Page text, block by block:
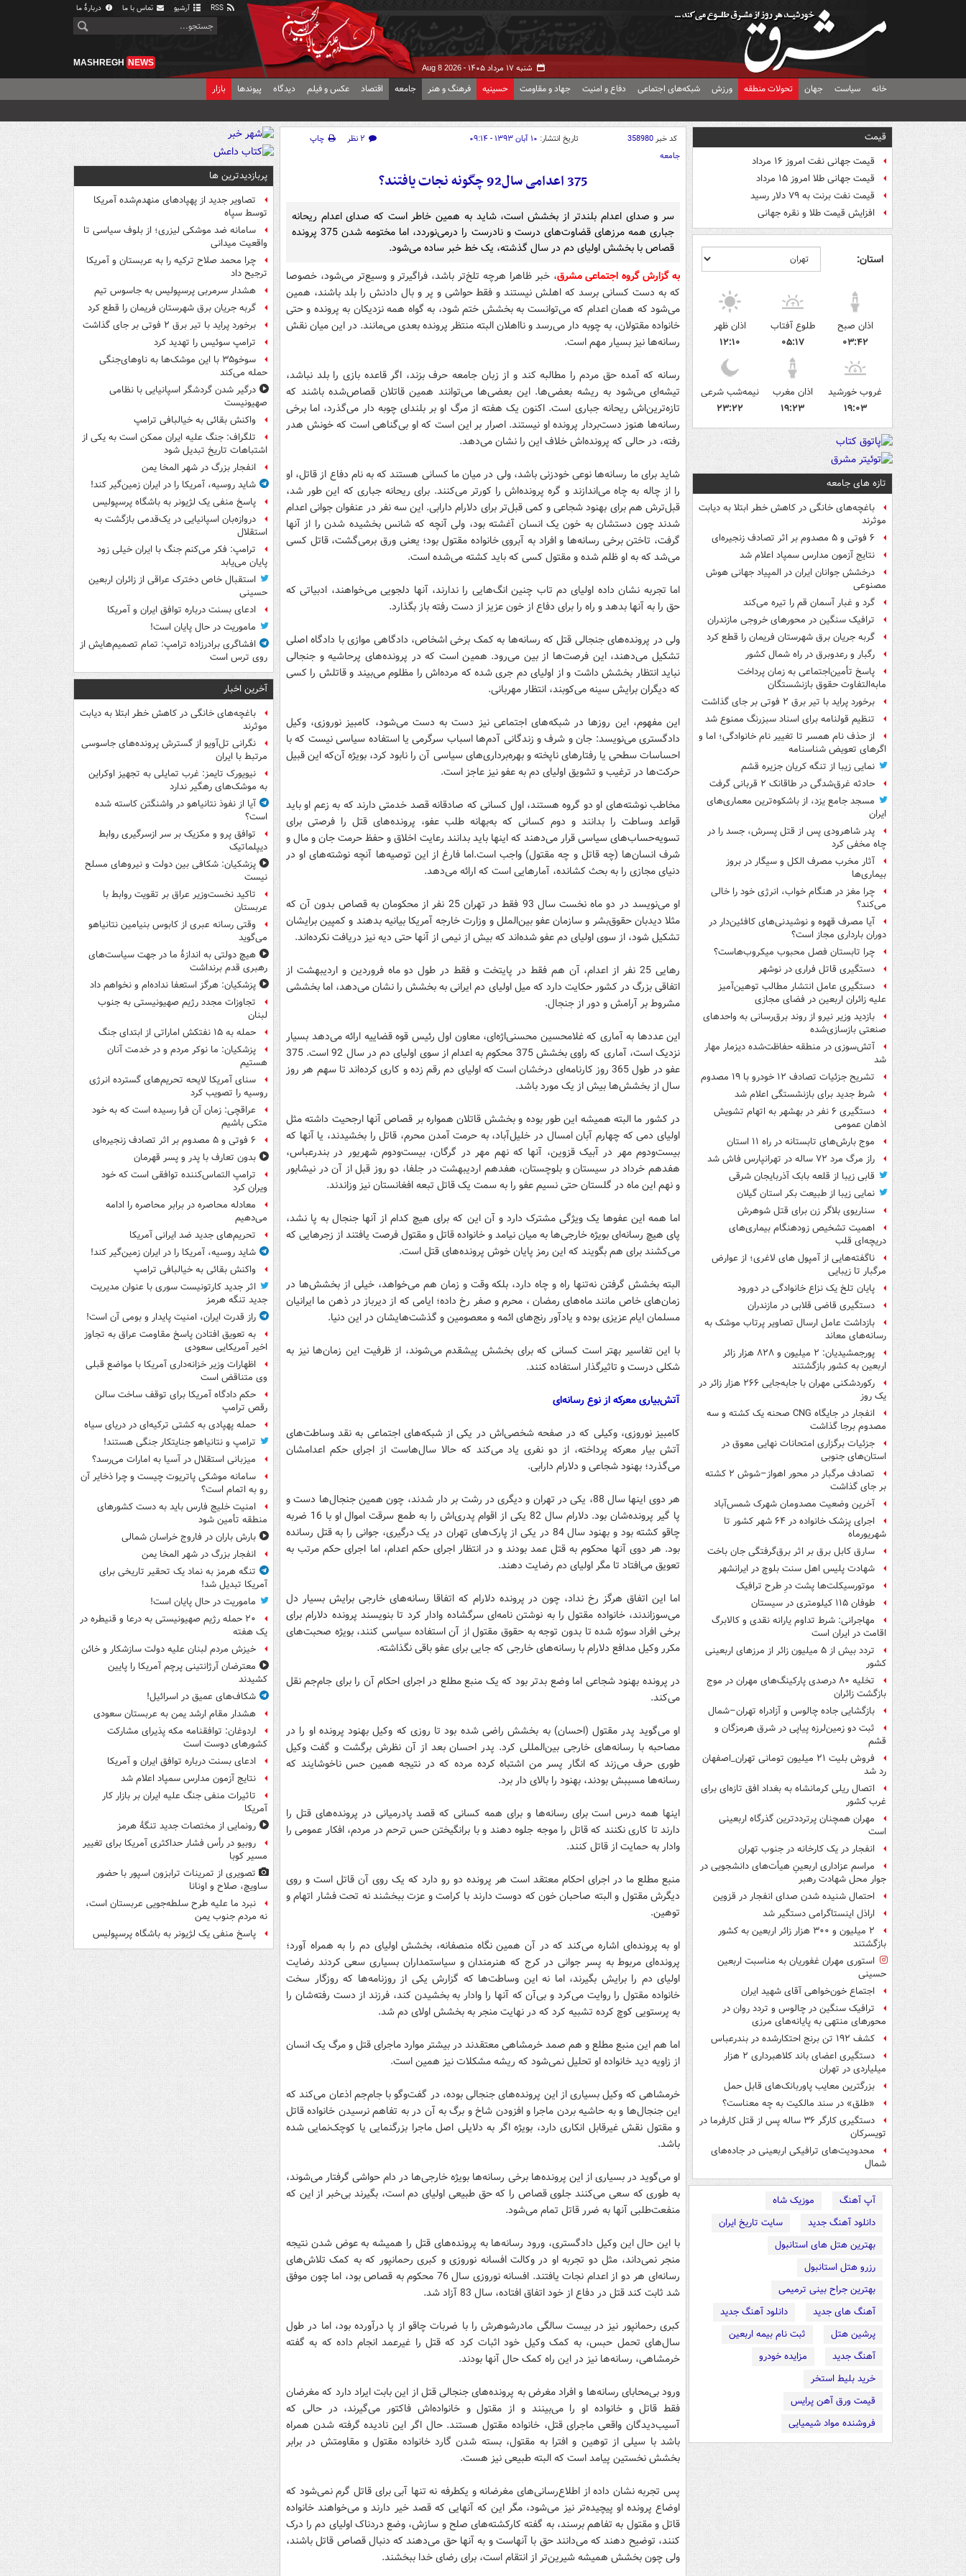
آرشیو تماس با ما دربارهٔ ما
شنبه ۱۷ مرداد ۱۴۰۵ - Aug 8 2026
MASHREGH NEWS
خانه سیاست جهان تحولات منطقه ورزش شبکه‌های اجتماعی دفاع و امنیت جهاد و مقاومت حسینیه فرهنگ و هنر جامعه اقتصاد عکس و فیلم دیدگاه پیوندها بازار
قیمت
قیمت جهانی نفت امروز ۱۶ مرداد
قیمت جهانی طلا امروز ۱۵ مرداد
قیمت نفت برنت به ۷۹ دلار رسید
افزایش قیمت طلا و نقره جهانی
استان:
اذان صبح
۰۳:۴۲
طلوع آفتاب
۰۵:۱۷
اذان ظهر
۱۲:۱۰
غروب خورشید
۱۹:۰۳
اذان مغرب
۱۹:۲۳
نیمه‌شب شرعی
۲۳:۲۲
تازه های جامعه
باغچه‌های خانگی در کاهش خطر ابتلا به دیابت
موثرند
۶ فوتی و ۵ مصدوم بر اثر تصادف زنجیره‌ای
نتایج آزمون مدارس سمپاد اعلام شد
درخشش جوانان ایران در المپیاد جهانی هوش
مصنوعی
گرد و غبار آسمان قم را تیره می‌کند
ترافیک سنگین در محورهای خروجی مازندران
گربه جریان برق شهرستان فریمان را قطع کرد
رگبار و رعدوبرق در راه شمال کشور
پاسخ تأمین‌اجتماعی به زمان پرداخت
مابه‌التفاوت حقوق بازنشستگان
برخورد پراید با تیر برق ۲ فوتی بر جای گذاشت
تنظیم قولنامه برای اسناد سبزرنگ ممنوع شد
از حذف نام همسر تا تغییر نام خانوادگی؛ اما و
اگرهای تعویض شناسنامه
نمایی زیبا از تنگه کریان جزیره قشم
حادثه غرق‌شدگی در طاقانک ۲ قربانی گرفت
مسجد جامع یزد، از باشکوه‌ترین معماری‌های
ایران
پدر شاهرودی پس از قتل پسرش، جسد را در
چاه مخفی کرد
آثار مخرب مصرف الکل و سیگار در بروز
بیماری‌ها
چرا مغز در هنگام خواب، انرژی خود را خالی
می‌کند؟
آیا مصرف قهوه و نوشیدنی‌های کافئین‌دار در
دوران بارداری مجاز است؟
چرا تابستان فصل محبوب میکروب‌هاست؟
دستگیری قاتل فراری در نوشهر
دستگیری عامل انتشار مطالب توهین‌آمیز
علیه زائران اربعین در فضای مجازی
بازدید وزیر نیرو از روند برق‌رسانی به واحدهای
صنعتی بازسازی‌شده
آتش‌سوزی در منطقه حفاظت‌شده دیزمار مهار
شد
تشریح جزئیات تصادف ۱۲ خودرو با ۱۹ مصدوم
شرط جدید برای بازنشستگی اعلام شد
دستگیری ۶ نفر در بهشهر به اتهام تشویش
اذهان عمومی
موج بارش‌های تابستانه در راه ۱۱ استان
راز مرگ مرد ۷۲ ساله در تهرانپارس فاش شد
قابی زیبا از قلعه بابک آذربایجان شرقی
نمایی زیبا از طبیعت بکر استان گیلان
سناریوی بلاگر زن برای قتل شوهرش
اهمیت تشخیص زودهنگام بیماری‌های
دریچه‌ای قلب
ناگفته‌هایی از آمپول های لاغری؛ از عوارض
مرگبار تا زیبایی
پایان تلخ یک نزاع خانوادگی در دورود
دستگیری قاضی قلابی در مازندران
بازداشت عامل ارسال تصاویر پرتاب موشک به
رسانه‌های معاند
پورجمشیدیان: ۲ میلیون و ۸۲۸ هزار زائر
اربعین به کشور بازگشتند
رکوردشکنی مهران با جابه‌جایی ۲۶۶ هزار زائر در
یک روز
انفجار در جایگاه CNG صحنه یک کشته و سه
مصدوم برجا گذاشت
جزئیات برگزاری امتحانات نهایی معوق در
استان‌های جنوبی
تصادف مرگبار در محور اهواز–شوش ۲ کشته
بر جای گذاشت
آخرین وضعیت مصدومان شهرک شمس‌آباد
اجرای پزشک خانواده در ۶۴ شهر کشور تا
شهریورماه
سارق کابل برق بر اثر برق‌گرفتگی جان باخت
شهادت پلیس اهل سنت بلوچ در ایرانشهر
موتورسیکلت‌ها پشت درِ طرح ترافیک
طوفان ۱۱۵ کیلومتری در سیستان
مهاجرانی: شرط تداوم یارانه نقدی و کالابرگ
اقامت در ایران است
تردد بیش از ۵ میلیون زائر از مرزهای اربعینی
کشور
تخلیه ۸۰ درصدی پارکینگ‌های مهران در موج
بازگشت زائران
بازگشایی جاده چالوس و آزادراه تهران–شمال
ثبت دو زمین‌لرزه پیاپی در شرق هرمزگان و
قشم
فروش بلیت ۲۱ میلیون تومانی تهران_اصفهان
رد شد
اتصال ریلی کرمانشاه به بغداد افق تازه‌ای برای
غرب کشور
مهران همچنان پرترددترین گذرگاه اربعینی
است
انفجار در یک کارخانه در جنوب تهران
مراسم عزاداری اربعینِ هیأت‌های دانشجویی در
جوار محل شهادت رهبر
احتمال شنیده شدن صدای انفجار در قزوین
اراذل اینستاگرامی دستگیر شد
۲ میلیون و ۳۰۰ هزار زائر اربعین به کشور
بازگشتند
استوری مهران غفوریان به مناسبت اربعین
حسینی
اجتماع خون‌خواهی آقای شهید ایران
ترافیک سنگین در چالوس و تردد روان در
محورهای منتهی به پایانه‌های مرزی
کشف ۱۹۲ تن برنج احتکارشده در بندرعباس
دستگیری اعضای باند کلاهبرداری ۲ هزار
میلیاردی در تهران
بزرگترین معایب پاوربانک‌های قابل حمل
«طلق» در سند مالکیت به چه معناست؟
دستگیری کارگر ۳۶ ساله پس از قتل کارفرما در
تویسرکان
محدودیت‌های ترافیکی اربعینی در جاده‌های
شمال‌
آپ آهنگ
موزیک شاه
دانلود آهنگ جدید
سایت تاریخ ایران
بهترین هتل های استانبول
رزرو هتل استانبول
بهترین جراح بینی ترمیمی
آهنگ های جدید
دانلود آهنگ جدید
پرشین هتل
ثبت نام بیمه اربعین
آهنگ جدید
مزایده خودرو
خرید بلیط استخر
قیمت ورق آهن پرایس
فروشنده مواد شیمیایی
کد خبر358980 تاریخ انتشار: ۱۰ آبان ۱۳۹۳ - ۰۹:۱۴ ۲ نظر
چاپ
جامعه
375 اعدامی سال92 چگونه نجات یافتند؟
سر و صدای اعدام بلندتر از بخشش است، شاید به همین خاطر است که صدای اعدام ریحانه
جباری همه مرزهای قضاوت‌های درست و نادرست را درمی‌نوردد، اما مختومه شدن 375 پرونده
قصاص با بخشش اولیای دم در سال گذشته، یک خط خبر ساده می‌شود.
به گزارش گروه اجتماعی مشرق، خبر ظاهرا هرچه تلخ‌تر باشد، فراگیرتر و وسیع‌تر می‌شود، خصوصا
که به دست کسانی برسد که اهلش نیستند و فقط حواشی و پر و بال دادنش را بلد باشند، همین
می‌شود که همان اعدام که می‌توانست به بخشش ختم شود، به گواه همه نزدیکان به پرونده و حتی
خانواده مقتولان، به چوبه دار می‌رسد و نااهلان البته منتظر پرونده بعدی می‌مانند. در این میان نقش
رسانه‌ها نیز بسیار مهم است.
رسانه که آمده حق مردم را مطالبه کند و از زبان جامعه حرف بزند، اگر قاعده بازی را بلد نباشد،
تیشه‌ای می‌شود به ریشه بعضی‌ها. این بعضی‌ها می‌توانند همین قاتلان قصاص‌شده باشند که
تازه‌ترین‌اش ریحانه جباری است. اکنون یک هفته از مرگ او بر بلندای چوبه دار می‌گذرد، اما برخی
رسانه‌ها هنوز دست‌بردار پرونده او نیستند. اصرار بر این است که او بی‌گناهی است که خونش هدر
رفته، در حالی که پرونده‌اش خلاف این را نشان می‌دهد.
شاید برای ما رسانه‌ها نوعی خودزنی باشد، ولی در میان ما کسانی هستند که به نام دفاع از قاتل، او
را از چاله به چاه می‌اندازند و گره پرونده‌اش را کورتر می‌کنند. برای ریحانه جباری که این طور شد،
قبل‌ترش هم برای بهنود شجاعی و کمی قبل‌تر برای دلارام دارابی. این سه نفر در عنفوان جوانی اعدام
شدند چون دستشان به خون یک انسان آغشته بود، ولی آنچه که شانس بخشیده شدن را از آنها
گرفت، تاختن برخی رسانه‌ها و افراد به آبروی خانواده مقتول بود؛ یعنی ورق برمی‌گشت، قاتل کسی
می‌شد که به او ظلم شده و مقتول کسی که باید کشته می‌شده است.
اما تجربه نشان داده اولیای دم تاب چنین انگ‌هایی را ندارند، آنها دلجویی می‌خواهند، ادبیاتی که
حق را به آنها بدهد و راه را برای دفاع از خون عزیز از دست رفته باز بگذارد.
ولی در پرونده‌های جنجالی قتل که رسانه‌ها به کمک برخی اشخاص، دادگاهی موازی با دادگاه اصلی
تشکیل می‌دهند، این فرصت‌ها از بین می‌رود. همین است که در پرونده‌های پرحاشیه و جنجالی
نباید انتظار بخشش داشت و از اولیای دم جری شده که مرده‌اش را مظلوم می‌بیند و قاتلش را کسی
که دیگران برایش سینه می‌کوبند، انتظار مهربانی.
این مفهوم، این روزها در شبکه‌های اجتماعی نیز دست به دست می‌شود، کامبیز نوروزی، وکیل
دادگستری می‌نویسد: جان و شرف و زندگانی آدم‌ها اسباب سرگرمی یا استفاده سیاسی نیست که با
احساسات سطحی یا رفتارهای ناپخته و بهره‌برداری‌های سیاسی آن را نابود کرد، بویژه آن‌که این قبیل
حرکت‌ها در ترغیب و تشویق اولیای دم به عفو نیز عاجز است.
مخاطب نوشته‌های او دو گروه هستند، اول کسانی که صادقانه قصد خدمتی دارند که به زعم او باید
قواعد وساطت را بدانند و دوم کسانی که به‌بهانه طلب عفو، پرونده‌های قتل را فرصتی برای
تسویه‌حساب‌های سیاسی قرار می‌دهند که اینها باید بدانند رعایت اخلاق و حفظ حرمت جان و مال و
شرف انسان‌ها (چه قاتل و چه مقتول) واجب است.اما فارغ از این توصیه‌ها آنچه نوشته‌های او در
دنیای مجازی را به بحث کشانده، آمارهایی است که ارائه می‌دهد.
او می‌نویسد در دو ماه نخست سال 93 فقط در تهران 25 نفر از محکومان به قصاص بدون آن که
مثلا دیدبان حقوق‌بشر و سازمان عفو بین‌الملل و وزارت خارجه آمریکا بیانیه بدهند و کمپین برایشان
تشکیل شود، از سوی اولیای دم عفو شده‌اند که بیش از نیمی از آنها حتی دیه نیز دریافت نکرده‌اند.
رهایی 25 نفر از اعدام، آن هم فقط در پایتخت و فقط در طول دو ماه فروردین و اردیبهشت از
اتفاقی بزرگ در کشور حکایت دارد که میل اولیای دم ایرانی به بخشش را نشان می‌دهد، اما بخششی
مشروط بر آرامش و دور از جنجال.
این عددها به آماری که غلامحسین محسنی‌اژه‌ای، معاون اول رئیس قوه قضاییه ارائه می‌دهد بسیار
نزدیک است، آماری که راوی بخشش 375 محکوم به اعدام از سوی اولیای دم در سال 92 است. 375
عفو در طول 365 روز کارنامه‌ای درخشان است که اولیای دم رقم زده و کاری کرده‌اند تا سهم هر روز
سال از بخشش‌ها بیش از یک مورد باشد.
در کشور ما البته همیشه این طور بوده و بخشش قاتلان همواره بر قصاص آنها ارجحیت داشته مثل
اولیای دمی که چهارم آبان امسال در خلیل‌آباد، به حرمت آمدن محرم، قاتل را بخشیدند، یا آنها که
بیست‌ودوم مهر در آبیک قزوین، آنها که نهم مهر در گرگان، بیست‌ودوم شهریور در بندرعباس،
هفدهم خرداد در سیستان و بلوچستان، هفدهم اردیبهشت در جلفا، دو روز قبل از آن در نیشابور
و نهم این ماه در گلستان حتی نسیم عفو را به سمت یک قاتل تبعه افغانستان نیز وزاندند.
اما همه این عفوها یک ویژگی مشترک دارد و آن این که برای هیچ کدام از آنها جنجال به پا نشد،
پای هیچ رسانه‌ای بویژه خارجی‌ها به میان نیامد و خانواده قاتل و مقتول فرصت یافتند از زجرهایی که
می‌کشند برای هم بگویند که این رمز پایان خوش پرونده‌های قتل است.
البته بخشش گرفتن نه‌تنها راه و چاه دارد، بلکه وقت و زمان هم می‌خواهد، خیلی از بخشش‌ها در
زمان‌های خاص مانند ماه‌های رمضان ، محرم و صفر رخ داده؛ ایامی که از دیرباز در ذهن ما ایرانیان
مسلمان ایام عزیزی بوده و یادآور رنج‌های ائمه و معصومین و گذشت‌هایشان در این دنیا.
با این تفاسیر بهتر است کسانی که برای بخشش پیشقدم می‌شوند، از ظرفیت این زمان‌ها نیز به
شکلی درست و تاثیرگذار استفاده کنند.
آتش‌بیاری معرکه از نوع رسانه‌ای
کامبیز نوروزی، وکیلی که در صفحه شخصی‌اش در یکی از شبکه‌های اجتماعی به نقد وساطت‌های
آتش بیار معرکه پرداخته، از دو نفری یاد می‌کند که حالا سال‌هاست از اجرای حکم اعدامشان
می‌گذرد؛ بهنود شجاعی و دلارام دارابی.
هر دوی اینها سال 88، یکی در تهران و دیگری در رشت بر دار شدند، چون همین جنجال‌ها دست و
پا گیر پرونده‌شان بود. دلارام سال 82 یکی از اقوام پدری‌اش را به طمع سرقت اموال او با 16 ضربه
چاقو کشته بود و بهنود سال 84 در یکی از پارک‌های تهران در یک درگیری، جوانی را به قتل رسانده
بود. هر دوی آنها محکوم به قتل عمد بودند و در انتظار اجرای حکم اعدام، اما اجرای حکم مرتب به
تعویق می‌افتاد تا مگر اولیای دم رضایت دهند.
اما این اتفاق هرگز رخ نداد، چون در پرونده دلارام که اتفاقا رسانه‌های خارجی برایش بسیار دل
می‌سوزاندند، خانواده مقتول را به نوشتن نامه‌ای سرگشاده وادار کرد تا بنویسند پرونده دلارام برای
برخی افراد سوژه شده تا بدون توجه به حقوق مقتول از آن استفاده سیاسی کنند، بویژه صحبت‌های
مکرر وکیل مدافع دلارام با رسانه‌های خارجی که جایی برای عفو باقی نگذاشته.
در پرونده بهنود شجاعی اما وضع بدتر بود که یک منبع مطلع در اجرای احکام آن را برای جام‌جم نقل
می‌کند.
او می‌گوید پدر مقتول (احسان) به بخشش راضی شده بود تا روزی که وکیل بهنود پرونده او را در
مصاحبه با رسانه‌های خارجی بین‌المللی کرد. پدر احسان بعد از آن نظرش برگشت و گفت وکیل
طوری حرف می‌زند که انگار پسر من اشتباه کرده مرده که در نتیجه همین حس ناخوشایند که
رسانه‌ها مسببش بودند، بهنود را بالای دار برد.
اینها همه درس است برای رسانه‌ها و برای همه کسانی که قصد پادرمیانی در پرونده‌های قتل را
دارند تا کاری نکنند که قاتل را موجه جلوه دهند و با برانگیختن حس ترحم در مردم، افکار عمومی را
وادار به حمایت از قاتل کنند.
منبع مطلع ما در اجرای احکام معتقد است هر پرونده دو رو دارد که یک روی آن قاتل است و روی
دیگرش مقتول و البته صاحبان خون که دوست دارند با کرامت و عزت ببخشند نه تحت فشار اتهام و
توهین.
او به پرونده‌ای اشاره می‌کند که در آن همین نگاه منصفانه، بخشش اولیای دم را به همراه آورد؛
پرونده‌ای مربوط به پسر جوانی در کرج که هنرمندان و سیاستمداران بسیاری سعی کردند رضایت
اولیای دم را برایش بگیرند، اما نه این وساطت‌ها که گزارش یکی از روزنامه‌ها که روزگار سخت
خانواده مقتول را روایت می‌کرد و بی‌آن که آنها را وادار به بخشیدن کند، فرزند از دست رفته‌شان را
به پرستویی کوچ کرده تشبیه کرد که در نهایت منجر به بخشش اولای دم شد.
اما هم این منبع مطلع و هم صمد خرمشاهی معتقدند در بیشتر موارد ماجرای قتل و مرگ یک انسان
از زاویه دید خانواده او تحلیل نمی‌شود که ریشه مشکلات نیز همین است.
خرمشاهی که وکیل بسیاری از این پرونده‌های جنجالی بوده، در گفت‌وگو با جام‌جم اذعان می‌کند که
این جنجال‌ها و به حاشیه بردن ماجرا و افزودن شاخ و برگ به آن در به تفاهم نرسیدن خانواده قاتل
و مقتول نقش غیرقابل انکاری دارد، بویژه اگر به دلایلی اصل ماجرا بزرگنمایی یا کوچک‌نمایی شده
باشد.
او می‌گوید در بسیاری از این پرونده‌ها برخی رسانه‌ها بویژه خارجی‌ها در دام حواشی گرفتار می‌شوند،
به طوری که سعی می‌کنند جلوی قصاص را که حق طبیعی اولیای دم است، بگیرند بی‌خبر از این که
منفعت‌طلبی آنها به ضرر قاتل تمام می‌شود.
با این حال این وکیل دادگستری، ورود رسانه‌ها به پرونده‌های قتل را همیشه به عوض شدن نتیجه
منجر نمی‌داند، مثل دو تجربه او در وکالت افسانه نوروزی و کبری رحمانپور که به کمک تلاش‌های
رسانه‌ای هر دو از اعدام نجات یافتند. افسانه نوروزی سال 76 محکوم به قصاص بود، اما چون موفق
شد ثابت کند قتل در دفاع از خود اتفاق افتاده، سال 83 آزاد شد.
کبری رحمانپور نیز در بیست سالگی مادرشوهرش را با ضربات چاقو از پا درآورده بود، اما در طول
سال‌های تحمل حبس، به کمک وکیل خود اثبات کرد که قتل را غیرعمد انجام داده که به گفته
خرمشاهی، رسانه‌ها نیز در این راه کمک حال آنها بودند.
ورود بی‌محابای رسانه‌ها و افراد مغرض به پرونده‌های جنجالی قتل از این بابت ایراد دارد که مغرضان
فقط قاتل و خانواده او را می‌بینند و از مقتول و خانواده‌اش فاکتور می‌گیرند، در حالی که
آسیب‌دیدگان واقعی ماجرای قتل، خانواده مقتول هستند. حال اگر این نادیده گرفته شدن همراه
باشد با سیلی از توهین و افترا به مقتول، بسته شدن گارد خانواده مقتول و مقاومتش در برابر
بخشش نخستین پیامد است که البته طبیعی نیز هست.
پس تجربه نشان داده از اطلاع‌رسانی‌های مغرضانه و یکطرفه نه تنها آبی برای قاتل گرم نمی‌شود که
اوضاع پرونده او پیچیده‌تر نیز می‌شود، مگر این که آنهایی که قصد خیر دارند و می‌خواهند خانواده
قاتل و مقتول به تفاهم برسند، به گفته کارکشته‌های صلح و سازش، وضع دردناک اولیای دم را درک
کنند، توضیح دهند که می‌دانند حق با آنهاست و به آنها حق می‌دهند که دنبال قصاص قاتل باشند،
ولی چون بخشش همیشه شیرین‌تر از انتقام است، برای رضای خدا ببخشند.
پربازدیدترین ها
تصاویر جدید از پهپادهای منهدم‌شده آمریکا
توسط سپاه
سامانه ضد موشکی لیزری؛ از بلوف سیاسی تا
واقعیت میدانی
چرا محمد صلاح ترکیه را به عربستان و آمریکا
ترجیح داد
هشدار سرمربی پرسپولیس به جاسوس تیم
گربه جریان برق شهرستان فریمان را قطع کرد
برخورد پراید با تیر برق ۲ فوتی بر جای گذاشت
ترامپ سوئیس را تهدید کرد
سوخو۳۵ با این موشک‌ها به ناوهای‌جنگی
حمله می‌کند
درگیر شدن گردشگر اسپانیایی با نظامی
صهیونیست
واکنش بقائی به خیالبافی ترامپ
تلگراف: جنگ علیه ایران ممکن است به یکی از
اشتباهات تاریخ تبدیل شود
انفجار بزرگ در شهر المخا یمن
شاید روسیه، آمریکا را در ایران زمین‌گیر کند!
پاسخ منفی یک لژیونر به باشگاه پرسپولیس
دروازه‌بان اسپانیایی در یک‌قدمی بازگشت به
استقلال
ترامپ: فکر می‌کنم جنگ با ایران خیلی زود
پایان می‌یابد
استقبال خاص دخترک عراقی از زائران اربعین
حسینی
ادعای بسنت درباره توافق ایران و آمریکا
ماموریت در حال پایان است!
افشاگری برادرزاده ترامپ: تمام تصمیم‌هایش از
روی ترس است
آخرین اخبار
باغچه‌های خانگی در کاهش خطر ابتلا به دیابت
موثرند
نگرانی تل‌آویو از گسترش پرونده‌های جاسوسی
مرتبط با ایران
نیویورک تایمز: غرب تمایلی به تجهیز اوکراین
به موشک‌های رهگیر ندارد
آیا از نفوذ نتانیاهو در واشنگتن کاسته شده
است؟
توافق پرو و مکزیک بر سر ازسرگیری روابط
دیپلماتیک
پزشکیان: شکافی بین دولت و نیروهای مسلح
نیست
تاکید نخست‌وزیر عراق بر تقویت روابط با
عربستان
وقتی رسانه عبری از کابوس بنیامین نتانیاهو
می‌گوید
هیچ دولتی به اندازۀ ما در جهت سیاست‌های
رهبری قدم برنداشت
پزشکیان: هرگز استعفا نداده‌ام و نخواهم داد
تجاوزات مجدد رژیم صهیونیستی به جنوب
لبنان
حمله به ۱۵ نفتکش‌ اماراتی از ابتدای جنگ
پزشکیان: ما نوکر مردم و در خدمت آنان
هستیم
سنای آمریکا لایحه تحریم‌های گسترده انرژی
روسیه را تصویب کرد
عراقچی: زمان آن فرا رسیده است که به خود
متکی باشیم
۶ فوتی و ۵ مصدوم بر اثر تصادف زنجیره‌ای
بدون تعارف با پدر و پسر قهرمان
ترامپ التماس‌کننده توافقی است که خود
ویران کرد
معادله محاصره در برابر محاصره را ادامه
می‌دهیم
تحریم‌های جدید ضد ایرانی آمریکا
شاید روسیه، آمریکا را در ایران زمین‌گیر کند!
واکنش بقائی به خیالبافی ترامپ
اثر جدید کارتونیست سوری با عنوان مدیریت
جدید تنگه هرمز
راز قدرت ایران، امنیت پایدار و بومی آن است!
به تعویق افتادن پاسخ مقاومت عراق به تجاوز
اخیر آمریکایی سعودی
اظهارات وزیر خزانه‌داری آمریکا با مواضع قبلی
وی متناقض است
حکم دادگاه آمریکا برای توقف ساخت سالن
رقص ترامپ
حمله پهپادی به کشتی ترکیه‌ای در دریای سیاه
ترامپ و نتانیاهو جنایتکار جنگی هستند!
میزبانی استقلال در آسیا به امارات می‌رسد؟
سامانه موشکی پاتریوت چیست و چرا ذخایر آن
رو به اتمام است؟
امنیت خلیج فارس باید به دست کشورهای
منطقه تأمین شود
بارش باران در فاروج خراسان شمالی
انفجار بزرگ در شهر المخا یمن
تنگه هرمز به نماد یک تحقیر تاریخی برای
آمریکا تبدیل شد!
ماموریت در حال پایان است!
۲۰ حمله رژیم صهیونیستی به درعا و قنیطره در
یک هفته
خیزش مردم لبنان علیه دولت سازشکار و خائن
معترضان آرژانتینی پرچم آمریکا را پایین
کشیدند
شکاف‌های عمیق در اسرائیل!
هشدار مقام ارشد یمن به عربستان سعودی
اردوغان: توافقنامه مکه پذیرای مشارکت
کشورهای دوست است
ادعای بسنت درباره توافق ایران و آمریکا
نتایج آزمون مدارس سمپاد اعلام شد
تاثیرات منفی جنگ علیه ایران بر بازار کار
آمریکا
رونمایی از مختصات جدید تنگۀ هرمز
روبیو در رأس فشار حداکثری آمریکا برای تغییر
مسیر کوبا
تصویری از تمرینات ترابزون اسپور با حضور
ساویچ، صلاح و اونانا
نبرد ما علیه طرح سلطه‌جویی عربستان است،
نه مردم جنوب یمن
پاسخ منفی یک لژیونر به باشگاه پرسپولیس